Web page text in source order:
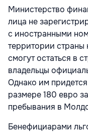
Министерство
лица не
с иностранными
территории страны
смогут остаться в
владельцы
Однако им
размере 180 евро
пребывания в
Бенефициарами